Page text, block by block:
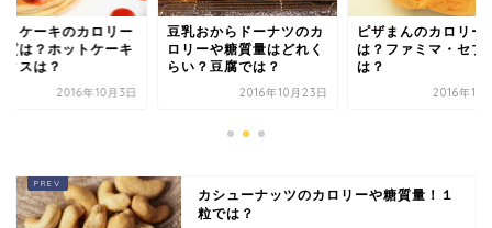
おからドーナツのカ
ーや糖質量はどれく
？豆腐では？
2016年10月23日
ピザまんのカロリー糖質
は？ファミマ・セブンで
は？
2016年11月17日
ホットケーキのカロ
や糖質は？ホットケ
ミックスは？
2016年10
カシューナッツのカロリーや糖質量！１
粒では？